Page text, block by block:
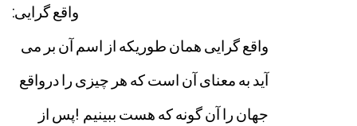
واقعگرایی:
واقعگراییهمانطوریکهاز اسمآنبر می
آیدبهمعنایآناستکههر چیزیرادرواقع
جهانراآنگونهکههستببینیم !پساز